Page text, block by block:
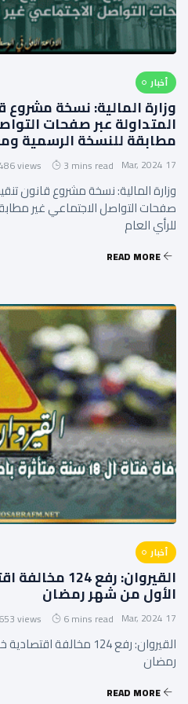
أخبار
وزارة المالية: نسخة
المتداولة عبر صفحات
مطابقة للنسخة الرسمية
17 Mar, 2024
3 mins read
views
وزارة المالية: نسخة مشروع قانون
صفحات التواصل الاجتماعي غير
للرأي العام
READ MORE
أخبار
القيروان: رفع
الأول من شهر رمضان
17 Mar, 2024
6 mins read
653 views
القيروان: رفع 124
رمضان
READ MORE